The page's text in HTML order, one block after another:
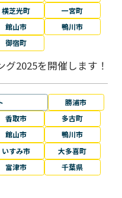
横芝光町
一宮町
館山市
鴨川市
御宿町
2025を開催します！
勝浦市
香取市
多古町
館山市
鴨川市
いすみ市
大多喜町
富津市 千葉県